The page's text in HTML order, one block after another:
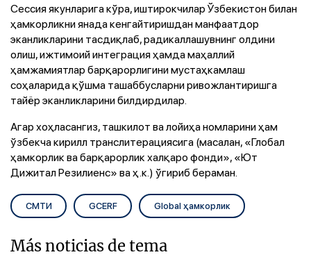
Сессия якунларига кўра, иштирокчилар Ўзбекистон билан
ҳамкорликни янада кенгайтиришдан манфаатдор
эканликларини тасдиқлаб, радикаллашувнинг олдини
олиш, ижтимоий интеграция ҳамда маҳаллий
ҳамжамиятлар барқарорлигини мустаҳкамлаш
соҳаларида қўшма ташаббусларни ривожлантиришга
тайёр эканликларини билдирдилар.
Агар хоҳласангиз, ташкилот ва лойиҳа номларини ҳам
ўзбекча кирилл транслитерациясига (масалан, «Глобал
ҳамкорлик ва барқарорлик халқаро фонди», «Ют
Дижитал Резилиенс» ва ҳ.к.) ўгириб бераман.
СМТИ GCERF Global ҳамкорлик
Más noticias de tema